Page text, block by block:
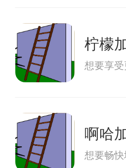
柠檬
想要享
啊哈
想要畅